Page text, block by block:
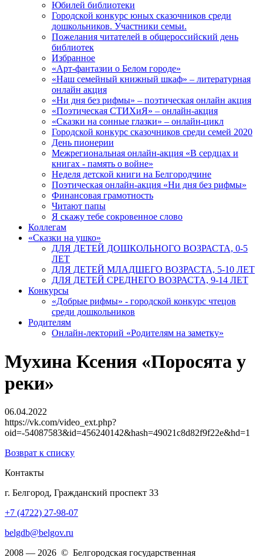
Юбилей библиотеки
Городской конкурс юных сказочников среди
дошкольников. Участники семьи.
Пожелания читателей в общероссийский день
библиотек
Избранное
«Арт-фантазии о Белом городе»
«Наш семейный книжный шкаф» – литературная
онлайн акция
«Ни дня без рифмы» – поэтическая онлайн акция
«Поэтическая СТИХиЯ» – онлайн-акция
«Сказки на сонные глазки» – онлайн-цикл
Городской конкурс сказочников среди семей 2020
День пионерии
Межрегиональная онлайн-акция «В сердцах и
книгах - память о войне»
Неделя детской книги на Белгородчине
Поэтическая онлайн-акция «Ни дня без рифмы»
Финансовая грамотность
Читают папы
Я скажу тебе сокровенное слово
Коллегам
«Сказки на ушко»
ДЛЯ ДЕТЕЙ ДОШКОЛЬНОГО ВОЗРАСТА, 0-5
ЛЕТ
ДЛЯ ДЕТЕЙ МЛАДШЕГО ВОЗРАСТА, 5-10 ЛЕТ
ДЛЯ ДЕТЕЙ СРЕДНЕГО ВОЗРАСТА, 9-14 ЛЕТ
Конкурсы
«Добрые рифмы» - городской конкурс чтецов
среди дошкольников
Родителям
Онлайн-лекторий «Родителям на заметку»
Мухина Ксения «Поросята у
реки»
06.04.2022
https://vk.com/video_ext.php?
oid=-54087583&id=456240142&hash=49021c8d82f9f22e&hd=1
Возврат к списку
Контакты
г. Белгород, Гражданский проспект 33
+7 (4722) 27-98-07
belgdb@belgov.ru
2008 — 2026 © Белгородская государственная